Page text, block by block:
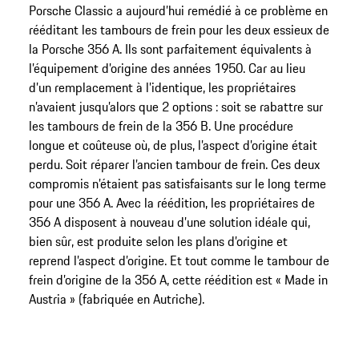
Porsche Classic a aujourd’hui remédié à ce problème en
rééditant les tambours de frein pour les deux essieux de
la Porsche 356 A. Ils sont parfaitement équivalents à
l’équipement d’origine des années 1950. Car au lieu
d’un remplacement à l’identique, les propriétaires
n’avaient jusqu’alors que 2 options : soit se rabattre sur
les tambours de frein de la 356 B. Une procédure
longue et coûteuse où, de plus, l’aspect d’origine était
perdu. Soit réparer l’ancien tambour de frein. Ces deux
compromis n’étaient pas satisfaisants sur le long terme
pour une 356 A. Avec la réédition, les propriétaires de
356 A disposent à nouveau d’une solution idéale qui,
bien sûr, est produite selon les plans d’origine et
reprend l’aspect d’origine. Et tout comme le tambour de
frein d’origine de la 356 A, cette réédition est « Made in
Austria » (fabriquée en Autriche).